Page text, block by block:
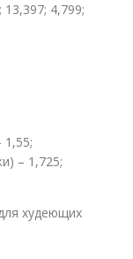
4,799;
1,55;
– 1,725;
худеющих